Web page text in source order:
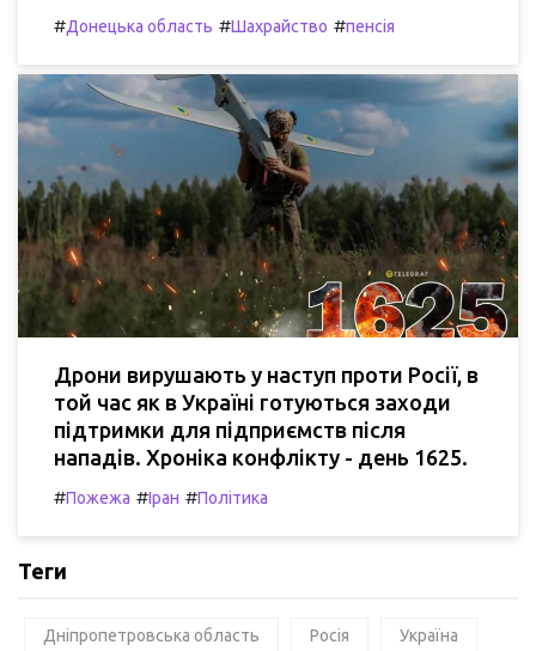
#Донецька область #Шахрайство #пенсія
Дрони вирушають у наступ проти Росії, в
той час як в Україні готуються заходи
підтримки для підприємств після
нападів. Хроніка конфлікту - день 1625.
#Пожежа #Іран #Політика
Теги
Дніпропетровська область Росія Україна